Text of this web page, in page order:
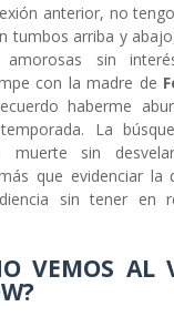
anterior, no
tumbos arriba y
sin
con la madre de
haberme
La
muerte sin
que evidenciar la
sin tener en
VEMOS AL